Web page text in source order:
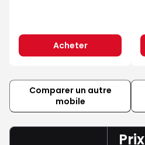
Acheter
Comparer un autre
mobile
Prix